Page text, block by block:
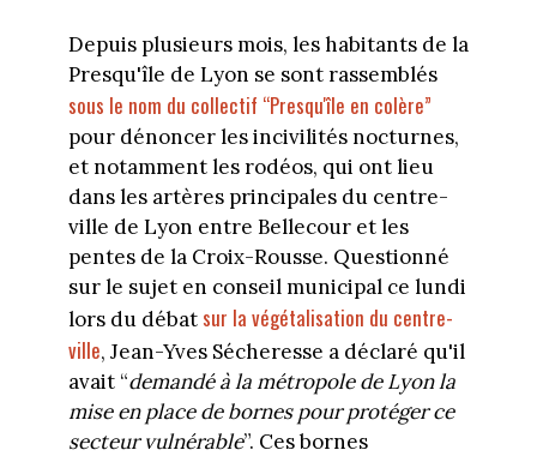
Depuis plusieurs mois, les habitants de la
Presqu'île de Lyon se sont rassemblés
sous le nom du collectif “Presqu'île en colère”
pour dénoncer les incivilités nocturnes,
et notamment les rodéos, qui ont lieu
dans les artères principales du centre-
ville de Lyon entre Bellecour et les
pentes de la Croix-Rousse. Questionné
sur le sujet en conseil municipal ce lundi
lors du débatsur la végétalisation du centre-
ville, Jean-Yves Sécheresse a déclaré qu'il
avait “demandé à la métropole de Lyon la
mise en place de bornes pour protéger ce
secteur vulnérable”. Ces bornes